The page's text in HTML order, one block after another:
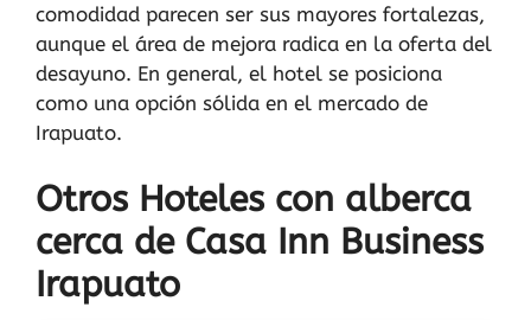
comodidad parecen ser sus mayores fortalezas,
aunque el área de mejora radica en la oferta del
desayuno. En general, el hotel se posiciona
como una opción sólida en el mercado de
Irapuato.
Otros Hoteles con alberca
cerca de Casa Inn Business
Irapuato